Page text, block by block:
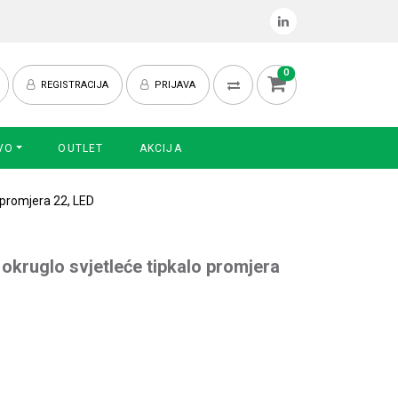
REGISTRACIJA PRIJAVA
0
OUTLET AKCIJA
22, LED
svjetleće tipkalo promjera